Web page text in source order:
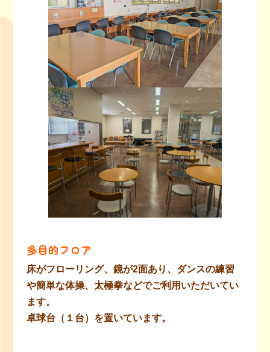
多目的フロア
床がフローリング、鏡が2面あり、ダンスの練習
や簡単な体操、太極拳などでご利用いただいてい
ます。
卓球台（１台）を置いています。